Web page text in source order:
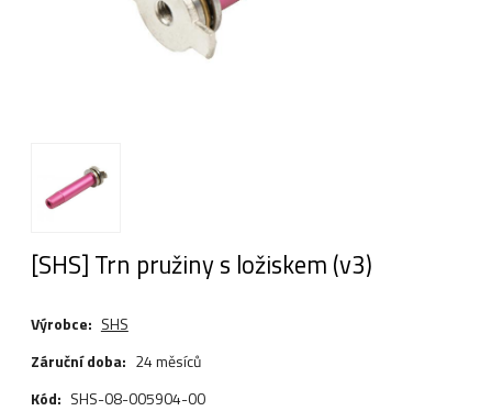
[SHS] Trn pružiny s ložiskem (v3)
Výrobce: SHS
Záruční doba: 24 měsíců
Kód: SHS-08-005904-00